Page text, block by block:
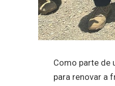
Como parte de
para renovar a